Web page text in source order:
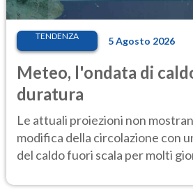
TENDENZA 5 Agosto 2026
Meteo, l'ondata di
duratura
Le attuali proiezioni non
modifica della circolazione con
del caldo fuori scala per molti